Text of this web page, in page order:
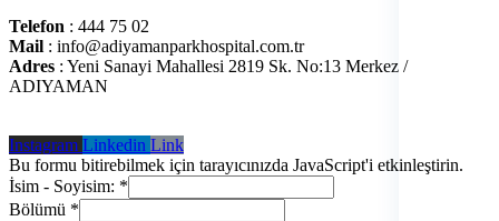
Telefon : 444 75 02
Mail : info@adiyamanparkhospital.com.tr
Adres : Yeni Sanayi Mahallesi 2819 Sk. No:13 Merkez /
ADIYAMAN
Instagram Linkedin Link
Bu formu bitirebilmek için tarayıcınızda JavaScript'i etkinleştirin.
İsim - Soyisim: *
Bölümü *